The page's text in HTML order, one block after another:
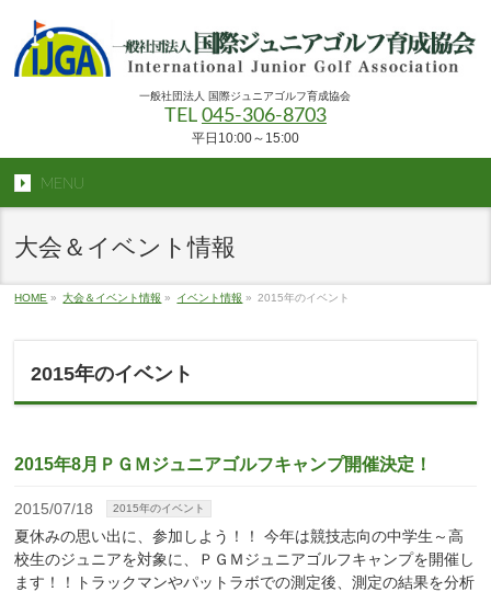
一般社団法人 国際ジュニアゴルフ育成協会
TEL 045-306-8703
平日10:00～15:00
MENU
大会＆イベント情報
HOME » 大会＆イベント情報 » イベント情報 » 2015年のイベント
2015年のイベント
2015年8月ＰＧＭジュニアゴルフキャンプ開催決定！
2015/07/18 2015年のイベント
夏休みの思い出に、参加しよう！！ 今年は競技志向の中学生～高
校生のジュニアを対象に、ＰＧＭジュニアゴルフキャンプを開催し
ます！！トラックマンやパットラボでの測定後、測定の結果を分析